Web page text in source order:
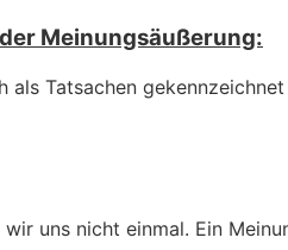
Meinungsäußerung:
Tatsachen
uns nicht einmal. Ein